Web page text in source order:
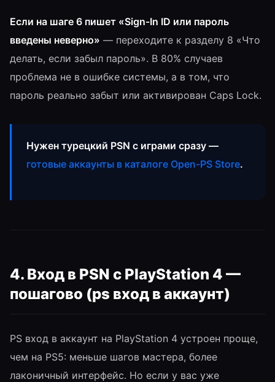
Если на шаге 6 пишет «Sign-In ID или пароль
введены неверно» — переходите к разделу 8 «Что
делать, если забыл пароль». В 80% случаев
проблема не в ошибке системы, а в том, что
пароль реально забыт или активирован Caps Lock.
Нужен турецкий PSN с играми сразу —
готовые аккаунты в каталоге Open-PS Store.
4. Вход в PSN с PlayStation 4 —
пошагово (ps вход в аккаунт)
PS вход в аккаунт на PlayStation 4 устроен проще,
чем на PS5: меньше шагов мастера, более
лаконичный интерфейс. Но если у вас уже